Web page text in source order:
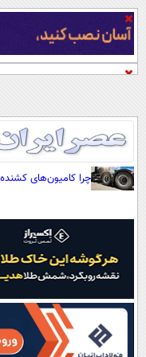
چرا کامیون‌های